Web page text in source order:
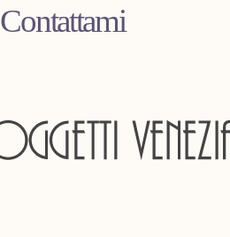
Contattami